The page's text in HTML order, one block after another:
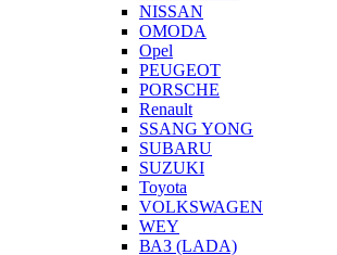
NISSAN
OMODA
Opel
PEUGEOT
PORSCHE
Renault
SSANG YONG
SUBARU
SUZUKI
Toyota
VOLKSWAGEN
WEY
ВАЗ (LADA)